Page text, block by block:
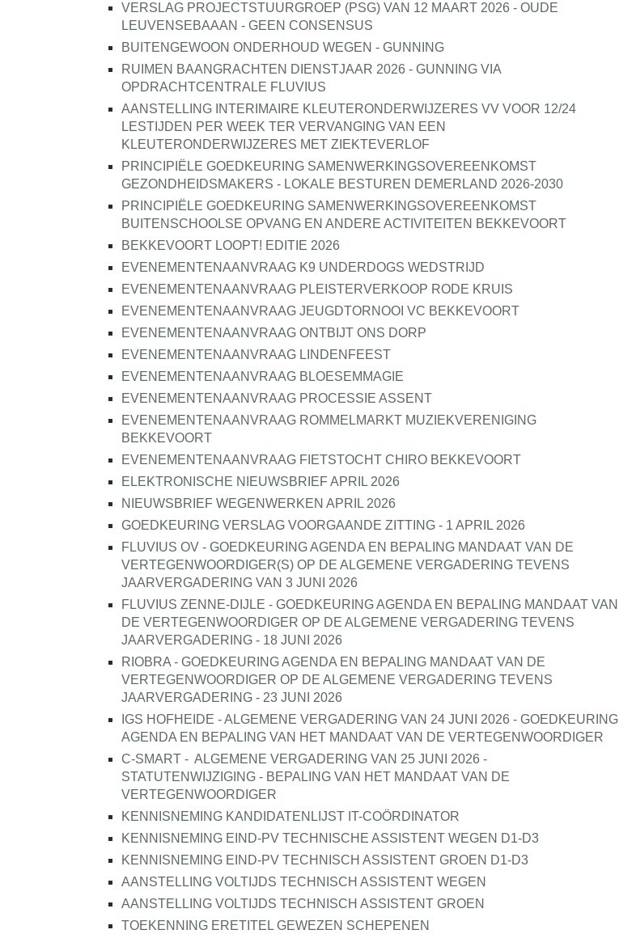
VERSLAG PROJECTSTUURGROEP (PSG) VAN 12 MAART 2026 - OUDE
LEUVENSEBAAAN - GEEN CONSENSUS
BUITENGEWOON ONDERHOUD WEGEN - GUNNING
RUIMEN BAANGRACHTEN DIENSTJAAR 2026 - GUNNING VIA
OPDRACHTCENTRALE FLUVIUS
AANSTELLING INTERIMAIRE KLEUTERONDERWIJZERES VV VOOR 12/24
LESTIJDEN PER WEEK TER VERVANGING VAN EEN
KLEUTERONDERWIJZERES MET ZIEKTEVERLOF
PRINCIPIËLE GOEDKEURING SAMENWERKINGSOVEREENKOMST
GEZONDHEIDSMAKERS - LOKALE BESTUREN DEMERLAND 2026-2030
PRINCIPIËLE GOEDKEURING SAMENWERKINGSOVEREENKOMST
BUITENSCHOOLSE OPVANG EN ANDERE ACTIVITEITEN BEKKEVOORT
BEKKEVOORT LOOPT! EDITIE 2026
EVENEMENTENAANVRAAG K9 UNDERDOGS WEDSTRIJD
EVENEMENTENAANVRAAG PLEISTERVERKOOP RODE KRUIS
EVENEMENTENAANVRAAG JEUGDTORNOOI VC BEKKEVOORT
EVENEMENTENAANVRAAG ONTBIJT ONS DORP
EVENEMENTENAANVRAAG LINDENFEEST
EVENEMENTENAANVRAAG BLOESEMMAGIE
EVENEMENTENAANVRAAG PROCESSIE ASSENT
EVENEMENTENAANVRAAG ROMMELMARKT MUZIEKVERENIGING
BEKKEVOORT
EVENEMENTENAANVRAAG FIETSTOCHT CHIRO BEKKEVOORT
ELEKTRONISCHE NIEUWSBRIEF APRIL 2026
NIEUWSBRIEF WEGENWERKEN APRIL 2026
GOEDKEURING VERSLAG VOORGAANDE ZITTING - 1 APRIL 2026
FLUVIUS OV - GOEDKEURING AGENDA EN BEPALING MANDAAT VAN DE
VERTEGENWOORDIGER(S) OP DE ALGEMENE VERGADERING TEVENS
JAARVERGADERING VAN 3 JUNI 2026
FLUVIUS ZENNE-DIJLE - GOEDKEURING AGENDA EN BEPALING MANDAAT VAN
DE VERTEGENWOORDIGER OP DE ALGEMENE VERGADERING TEVENS
JAARVERGADERING - 18 JUNI 2026
RIOBRA - GOEDKEURING AGENDA EN BEPALING MANDAAT VAN DE
VERTEGENWOORDIGER OP DE ALGEMENE VERGADERING TEVENS
JAARVERGADERING - 23 JUNI 2026
IGS HOFHEIDE - ALGEMENE VERGADERING VAN 24 JUNI 2026 - GOEDKEURING
AGENDA EN BEPALING VAN HET MANDAAT VAN DE VERTEGENWOORDIGER
C-SMART - ALGEMENE VERGADERING VAN 25 JUNI 2026 -
STATUTENWIJZIGING - BEPALING VAN HET MANDAAT VAN DE
VERTEGENWOORDIGER
KENNISNEMING KANDIDATENLIJST IT-COÖRDINATOR
KENNISNEMING EIND-PV TECHNISCHE ASSISTENT WEGEN D1-D3
KENNISNEMING EIND-PV TECHNISCH ASSISTENT GROEN D1-D3
AANSTELLING VOLTIJDS TECHNISCH ASSISTENT WEGEN
AANSTELLING VOLTIJDS TECHNISCH ASSISTENT GROEN
TOEKENNING ERETITEL GEWEZEN SCHEPENEN